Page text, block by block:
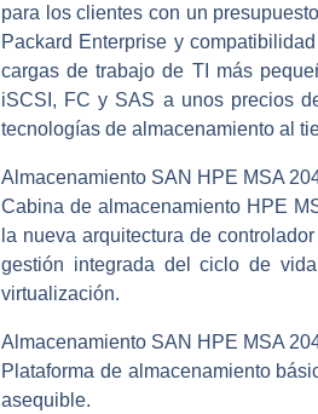
para los clientes con un
Packard Enterprise y
cargas de trabajo de TI más
iSCSI, FC y SAS a unos precios
tecnologías de almacenamiento al
Almacenamiento SAN HPE MSA
Cabina de almacenamiento HPE
la nueva arquitectura de
gestión integrada del ciclo de
virtualización.
Almacenamiento SAN HPE MSA
Plataforma de almacenamiento
asequible.